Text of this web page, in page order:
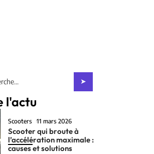
l'actu
Scooters 11 mars 2026
Scooter qui broute à
l’accélération maximale :
causes et solutions